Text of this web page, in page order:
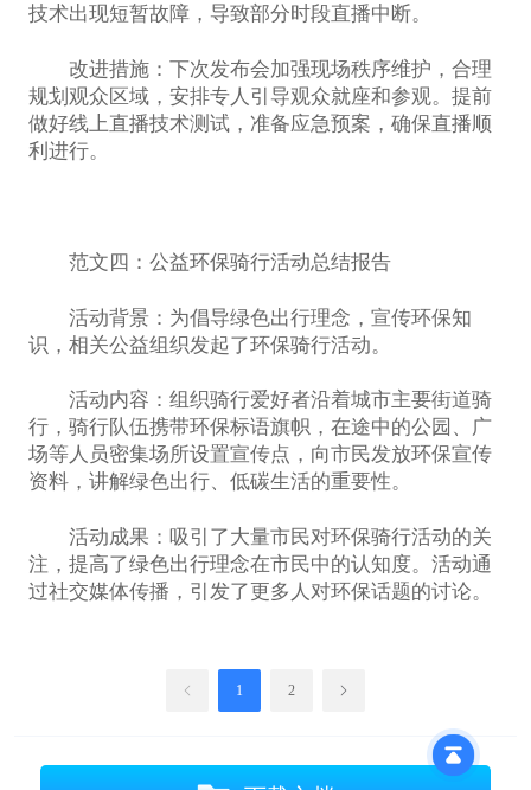
技术出现短暂故障，导致部分时段直播中断。
改进措施：下次发布会加强现场秩序维护，合理
规划观众区域，安排专人引导观众就座和参观。提前
做好线上直播技术测试，准备应急预案，确保直播顺
利进行。
范文四：公益环保骑行活动总结报告
活动背景：为倡导绿色出行理念，宣传环保知
识，相关公益组织发起了环保骑行活动。
活动内容：组织骑行爱好者沿着城市主要街道骑
行，骑行队伍携带环保标语旗帜，在途中的公园、广
场等人员密集场所设置宣传点，向市民发放环保宣传
资料，讲解绿色出行、低碳生活的重要性。
活动成果：吸引了大量市民对环保骑行活动的关
注，提高了绿色出行理念在市民中的认知度。活动通
过社交媒体传播，引发了更多人对环保话题的讨论。
1 2